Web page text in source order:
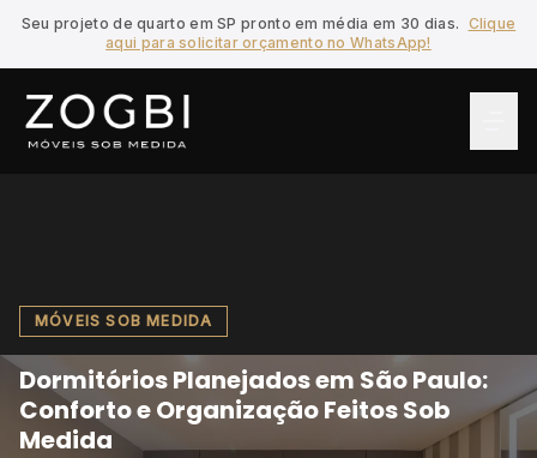
Seu projeto de quarto em SP pronto em média em 30 dias. Clique
aqui para solicitar orçamento no WhatsApp!
MÓVEIS SOB MEDIDA
Dormitórios Planejados em São Paulo:
Conforto e Organização Feitos Sob
Medida